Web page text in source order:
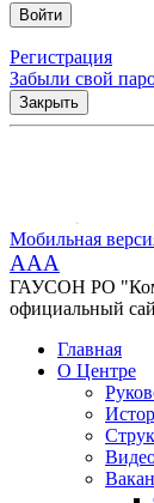
Регистрация
Забыли свой
Закрыть
Мобильная
AAA
ГАУСОН РО
официальный
Главная
О Центре